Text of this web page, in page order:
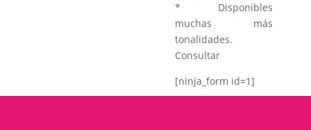
* Disponibles
muchas más
tonalidades.
Consultar
[ninja_form id=1]